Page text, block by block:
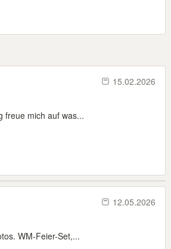
15.02.2026
freue mich auf was...
12.05.2026
WM-Feier-Set,...